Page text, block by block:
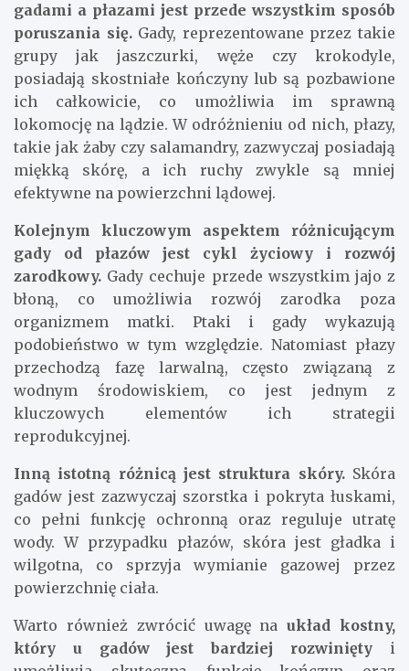
gadami a płazami jest przede wszystkim sposób
poruszania się. Gady, reprezentowane przez takie
grupy jak jaszczurki, węże czy krokodyle,
posiadają skostniałe kończyny lub są pozbawione
ich całkowicie, co umożliwia im sprawną
lokomocję na lądzie. W odróżnieniu od nich, płazy,
takie jak żaby czy salamandry, zazwyczaj posiadają
miękką skórę, a ich ruchy zwykle są mniej
efektywne na powierzchni lądowej.
Kolejnym kluczowym aspektem różnicującym
gady od płazów jest cykl życiowy i rozwój
zarodkowy. Gady cechuje przede wszystkim jajo z
błoną, co umożliwia rozwój zarodka poza
organizmem matki. Ptaki i gady wykazują
podobieństwo w tym względzie. Natomiast płazy
przechodzą fazę larwalną, często związaną z
wodnym środowiskiem, co jest jednym z
kluczowych elementów ich strategii
reprodukcyjnej.
Inną istotną różnicą jest struktura skóry. Skóra
gadów jest zazwyczaj szorstka i pokryta łuskami,
co pełni funkcję ochronną oraz reguluje utratę
wody. W przypadku płazów, skóra jest gładka i
wilgotna, co sprzyja wymianie gazowej przez
powierzchnię ciała.
Warto również zwrócić uwagę naukład kostny,
który u gadów jest bardziej rozwinięty i